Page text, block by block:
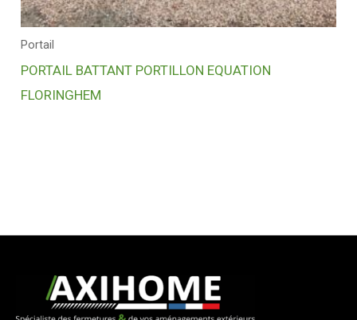
Portail
PORTAIL BATTANT PORTILLON EQUATION
FLORINGHEM